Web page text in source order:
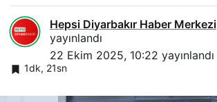
Hepsi Diyarbakır Haber Merkezi
yayınlandı
22 Ekim 2025, 10:22 yayınlandı
1dk, 21sn